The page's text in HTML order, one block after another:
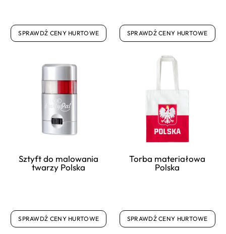
SPRAWDŹ CENY HURTOWE SPRAWDŹ CENY HURTOWE
Sztyft do malowania
twarzy Polska
SPRAWDŹ CENY HURTOWE
Torba materiałowa
Polska
SPRAWDŹ CENY HURTOWE